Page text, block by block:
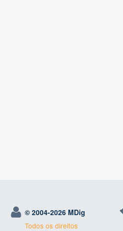
© 2004-2026 MDig
Todos os direitos